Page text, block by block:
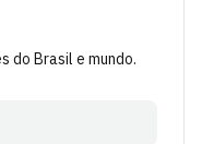
do Brasil e mundo.